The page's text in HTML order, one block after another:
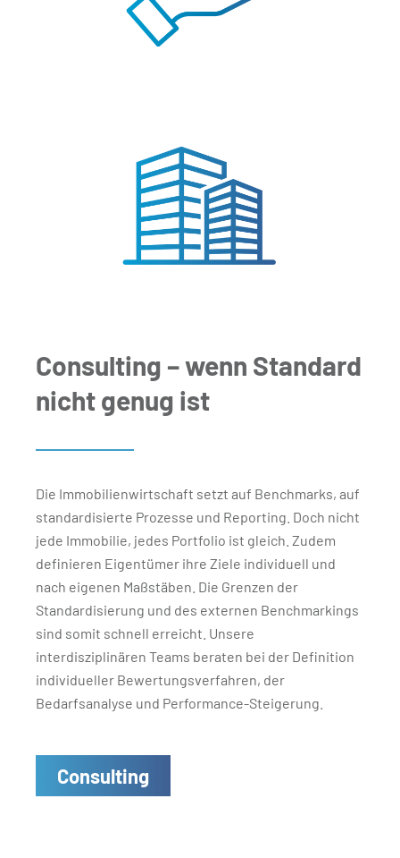
Consulting – wenn Standard
nicht genug ist
Die Immobilienwirtschaft setzt auf Benchmarks, auf
standardisierte Prozesse und Reporting. Doch nicht
jede Immobilie, jedes Portfolio ist gleich. Zudem
definieren Eigentümer ihre Ziele individuell und
nach eigenen Maßstäben. Die Grenzen der
Standardisierung und des externen Benchmarkings
sind somit schnell erreicht. Unsere
interdisziplinären Teams beraten bei der Definition
individueller Bewertungsverfahren, der
Bedarfsanalyse und Performance-Steigerung.
Consulting